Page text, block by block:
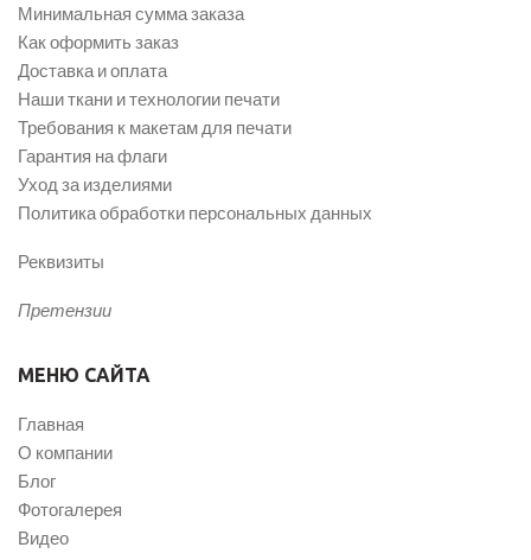
Минимальная сумма заказа
Как оформить заказ
Доставка и оплата
Наши ткани и технологии печати
Требования к макетам для печати
Гарантия на флаги
Уход за изделиями
Политика обработки персональных данных
Реквизиты
Претензии
МЕНЮ САЙТА
Главная
О компании
Блог
Фотогалерея
Видео